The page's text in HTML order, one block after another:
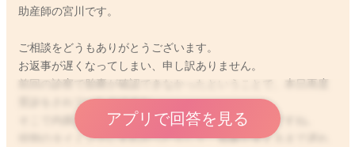
助産師の宮川です。
ご相談をどうもありがとうございます。
お返事が遅くなってしまい、申し訳ありません。
前回の診察で胎嚢が確認できなかったということで、本日再度
受診をされていたのですね。
そこで内膜は肥厚してきているというお話だったのですね。
排卵のタイミングにずれがったりして、胎嚢が見えるまで遅れ
アプリで回答を見る